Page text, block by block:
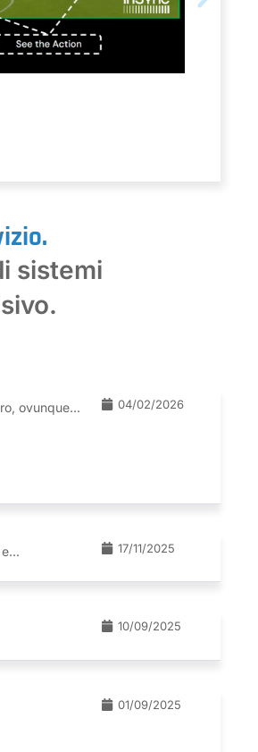
sistemi
ovunque... 04/02/2026
17/11/2025
10/09/2025
01/09/2025